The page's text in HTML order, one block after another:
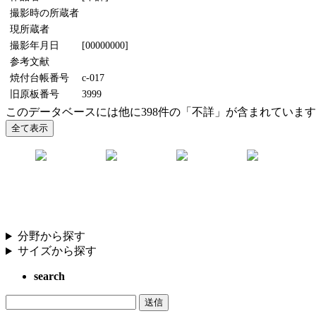
撮影時の所蔵者
現所蔵者
撮影年月日
[00000000]
参考文献
焼付台帳番号
c-017
旧原板番号
3999
このデータベースには他に398件の「不詳」が含まれていま
分野から探す
サイズから探す
search